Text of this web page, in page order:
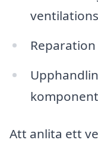
Att anlita ett